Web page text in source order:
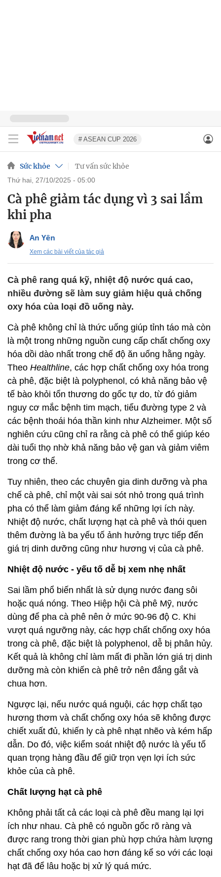
# ASEAN CUP 2026
Sức khỏe Tư vấn sức khỏe
thứ hai, 27/10/2025 - 05:00
Cà phê giảm tác dụng vì 3 sai lầm
khi pha
An Yên
Xem các bài viết của tác giả
Cà phê rang quá kỹ, nhiệt độ nước quá cao,
nhiều đường sẽ làm suy giảm hiệu quả chống
oxy hóa của loại đồ uống này.
Cà phê không chỉ là thức uống giúp tỉnh táo mà còn
là một trong những nguồn cung cấp chất chống oxy
hóa dồi dào nhất trong chế độ ăn uống hằng ngày.
Theo Healthline, các hợp chất chống oxy hóa trong
cà phê, đặc biệt là polyphenol, có khả năng bảo vệ
tế bào khỏi tổn thương do gốc tự do, từ đó giảm
nguy cơ mắc bệnh tim mạch, tiểu đường type 2 và
các bệnh thoái hóa thần kinh như Alzheimer. Một số
nghiên cứu cũng chỉ ra rằng cà phê có thể giúp kéo
dài tuổi thọ nhờ khả năng bảo vệ gan và giảm viêm
trong cơ thể.
Tuy nhiên, theo các chuyên gia dinh dưỡng và pha
chế cà phê, chỉ một vài sai sót nhỏ trong quá trình
pha có thể làm giảm đáng kể những lợi ích này.
Nhiệt độ nước, chất lượng hạt cà phê và thói quen
thêm đường là ba yếu tố ảnh hưởng trực tiếp đến
giá trị dinh dưỡng cũng như hương vị của cà phê.
Nhiệt độ nước - yếu tố dễ bị xem nhẹ nhất
Sai lầm phổ biến nhất là sử dụng nước đang sôi
hoặc quá nóng. Theo Hiệp hội Cà phê Mỹ, nước
dùng để pha cà phê nên ở mức 90-96 độ C. Khi
vượt quá ngưỡng này, các hợp chất chống oxy hóa
trong cà phê, đặc biệt là polyphenol, dễ bị phân hủy.
Kết quả là không chỉ làm mất đi phần lớn giá trị dinh
dưỡng mà còn khiến cà phê trở nên đắng gắt và
chua hơn.
Ngược lại, nếu nước quá nguội, các hợp chất tạo
hương thơm và chất chống oxy hóa sẽ không được
chiết xuất đủ, khiến ly cà phê nhạt nhẽo và kém hấp
dẫn. Do đó, việc kiểm soát nhiệt độ nước là yếu tố
quan trọng hàng đầu để giữ trọn vẹn lợi ích sức
khỏe của cà phê.
Chất lượng hạt cà phê
Không phải tất cả các loại cà phê đều mang lại lợi
ích như nhau. Cà phê có nguồn gốc rõ ràng và
được rang trong thời gian phù hợp chứa hàm lượng
chất chống oxy hóa cao hơn đáng kể so với các loại
hạt đã để lâu hoặc bị xử lý quá mức.